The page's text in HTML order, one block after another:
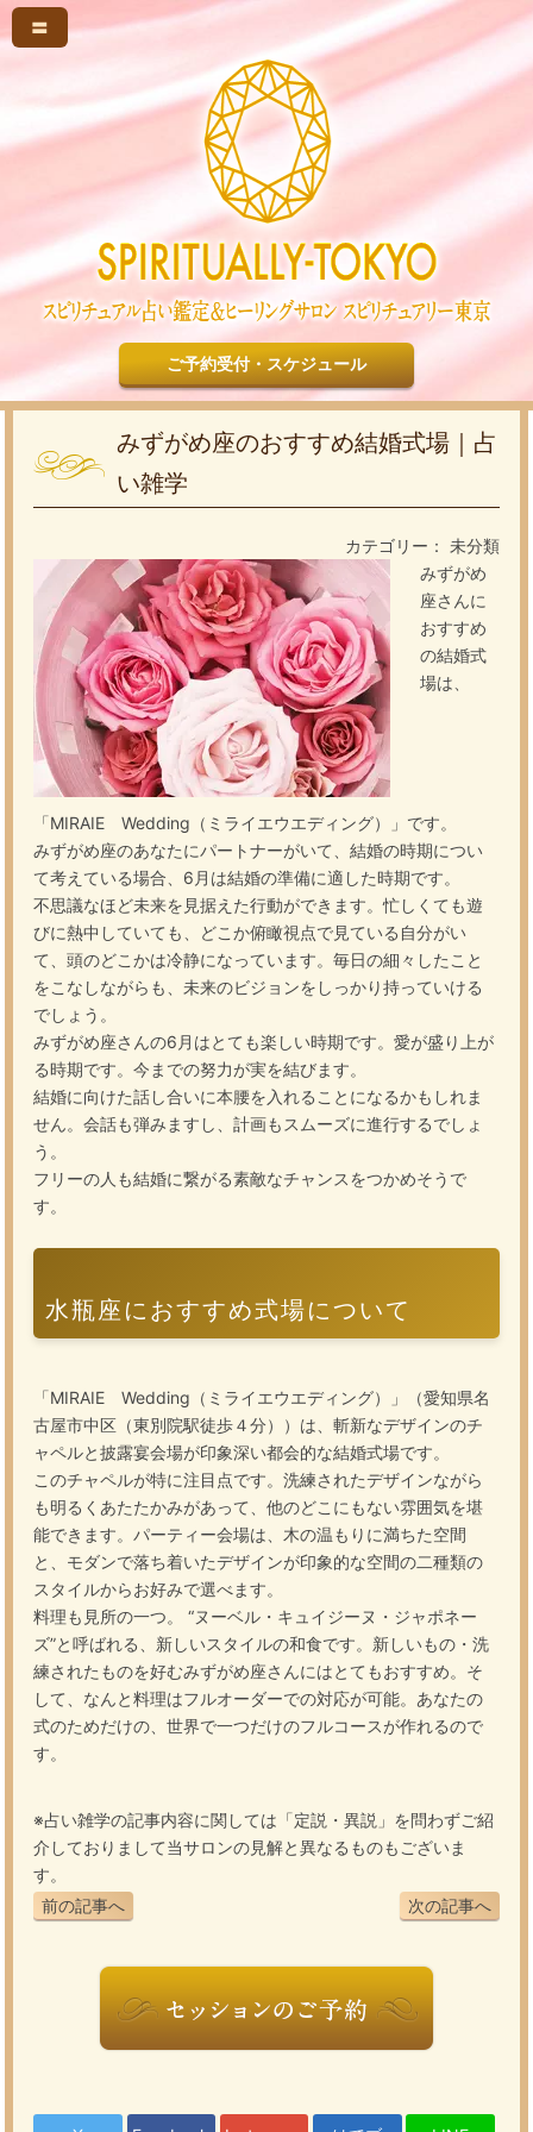
〓
ご予約受付・スケジュール
みずがめ座のおすすめ結婚式場｜占
い雑学
カテゴリー： 未分類
みずがめ
座さんに
おすすめ
の結婚式
場は、
「MIRAIE Wedding（ミライエウエディング）」です。
みずがめ座のあなたにパートナーがいて、結婚の時期につい
て考えている場合、6月は結婚の準備に適した時期です。
不思議なほど未来を見据えた行動ができます。忙しくても遊
びに熱中していても、どこか俯瞰視点で見ている自分がい
て、頭のどこかは冷静になっています。毎日の細々したこと
をこなしながらも、未来のビジョンをしっかり持っていける
でしょう。
みずがめ座さんの6月はとても楽しい時期です。愛が盛り上が
る時期です。今までの努力が実を結びます。
結婚に向けた話し合いに本腰を入れることになるかもしれま
せん。会話も弾みますし、計画もスムーズに進行するでしょ
う。
フリーの人も結婚に繋がる素敵なチャンスをつかめそうで
す。
水瓶座におすすめ式場について
「MIRAIE Wedding（ミライエウエディング）」（愛知県名
古屋市中区（東別院駅徒歩４分））は、斬新なデザインのチ
ャペルと披露宴会場が印象深い都会的な結婚式場です。
このチャペルが特に注目点です。洗練されたデザインながら
も明るくあたたかみがあって、他のどこにもない雰囲気を堪
能できます。パーティー会場は、木の温もりに満ちた空間
と、モダンで落ち着いたデザインが印象的な空間の二種類の
スタイルからお好みで選べます。
料理も見所の一つ。 “ヌーベル・キュイジーヌ・ジャポネー
ズ”と呼ばれる、新しいスタイルの和食です。新しいもの・洗
練されたものを好むみずがめ座さんにはとてもおすすめ。そ
して、なんと料理はフルオーダーでの対応が可能。あなたの
式のためだけの、世界で一つだけのフルコースが作れるので
す。
※占い雑学の記事内容に関しては「定説・異説」を問わずご紹
介しておりまして当サロンの見解と異なるものもございま
す。
次の記事へ
前の記事へ